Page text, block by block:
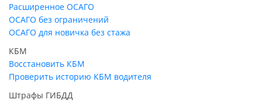
Расширенное ОСАГО
ОСАГО без ограничений
ОСАГО для новичка без стажа
КБМ
Восстановить КБМ
Проверить историю КБМ водителя
Штрафы ГИБДД